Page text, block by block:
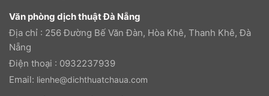
Văn phòng dịch thuật Đà Nẵng
Địa chỉ : 256 Đường Bế Văn Đàn, Hòa Khê, Thanh Khê, Đà
Nẵng
Điện thoại : 0932237939
Email: lienhe@dichthuatchaua.com